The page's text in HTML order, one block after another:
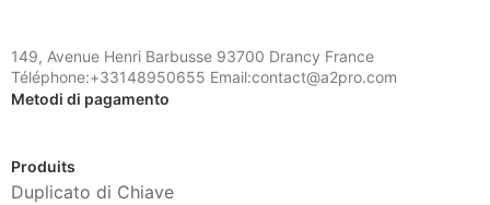
149, Avenue Henri Barbusse 93700 Drancy France
Téléphone:+33148950655 Email:contact@a2pro.com
Metodi di pagamento
Produits
Duplicato di Chiave